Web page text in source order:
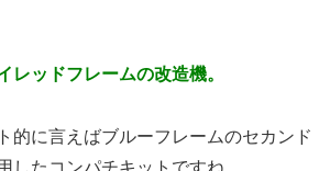
レッドフレームの改造機。
的に言えばブルーフレームのセカンド
したコンパチキットですね。